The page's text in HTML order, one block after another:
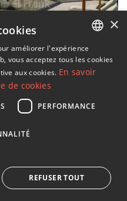
42 IMAGES
vue
une communauté
plages telles
4...
ENGLISH
SPANISH
×
améliorer l'expérience
vous acceptez tous les cookies
aux cookies. En savoir
de cookies
PERFORMANCE
REFUSER TOUT